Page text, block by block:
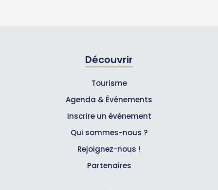
Découvrir
Tourisme
Agenda & Événements
Inscrire un événement
Qui sommes-nous ?
Rejoignez-nous !
Partenaires